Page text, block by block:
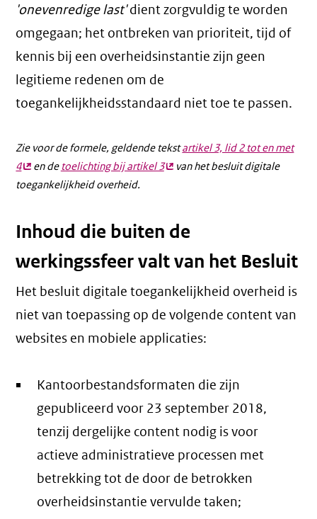
'onevenredige last'dient zorgvuldig te worden
omgegaan; het ontbreken van prioriteit, tijd of
kennis bij een overheidsinstantie zijn geen
legitieme redenen om de
toegankelijkheidsstandaard niet toe te passen.
Zie voor de formele, geldende tekstartikel 3, lid 2 tot en met
4(externe
link)
en de toelichting bij artikel 3(externe
van het besluit digitale
toegankelijkheid overheid.
Inhoud die buiten de
werkingssfeer valt van het Besluit
Het besluit digitale toegankelijkheid overheid is
niet van toepassing op de volgende content van
websites en mobiele applicaties:
Kantoorbestandsformaten die zijn
gepubliceerd voor 23 september 2018,
tenzij dergelijke content nodig is voor
actieve administratieve processen met
betrekking tot de door de betrokken
overheidsinstantie vervulde taken;